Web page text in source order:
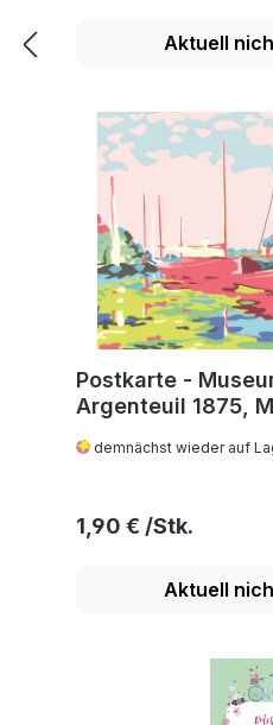
Aktuell
Postkarte -
Argenteuil 1875,
demnächst wieder auf
Regulärer Preis:
1,90 €
Aktuell